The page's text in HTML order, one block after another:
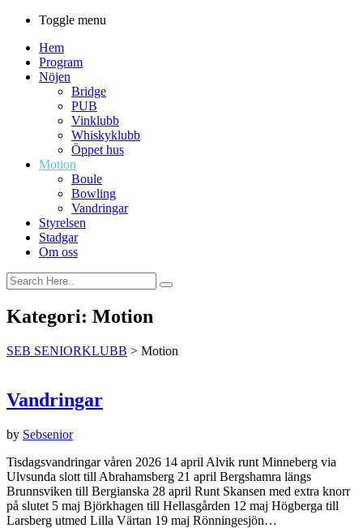
Toggle menu
Hem
Program
Nöjen
Bridge
PUB
Vinklubb
Whiskyklubb
Öppet hus
Motion
Boule
Bowling
Vandringar
Styrelsen
Stadgar
Om oss
Kategori: Motion
SEB SENIORKLUBB > Motion
Vandringar
by Sebsenior
Tisdagsvandringar våren 2026 14 april Alvik runt Minneberg via
Ulvsunda slott till Abrahamsberg 21 april Bergshamra längs
Brunnsviken till Bergianska 28 april Runt Skansen med extra knorr
på slutet 5 maj Björkhagen till Hellasgården 12 maj Högberga till
Larsberg utmed Lilla Värtan 19 maj Rönningesjön…